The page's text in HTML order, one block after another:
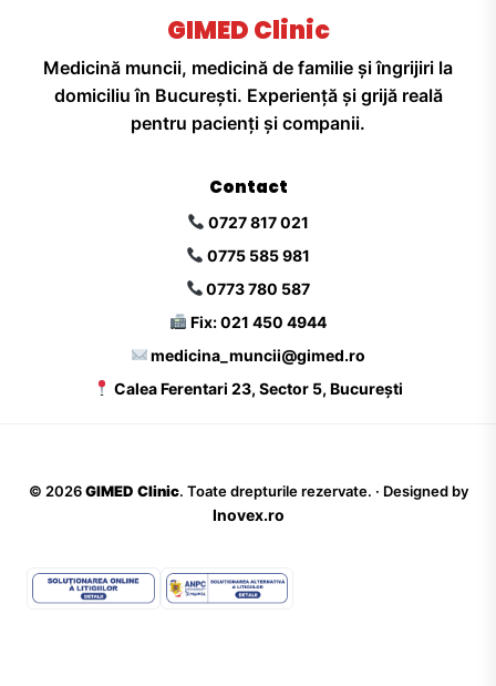
GIMED Clinic
Medicină muncii, medicină de familie și îngrijiri la
domiciliu în București. Experiență și grijă reală
pentru pacienți și companii.
Contact
0727 817 021
0775 585 981
0773 780 587
Fix: 021 450 4944
medicina_muncii@gimed.ro
Calea Ferentari 23, Sector 5, București
© 2026 GIMED Clinic. Toate drepturile rezervate. · Designed by
Inovex.ro